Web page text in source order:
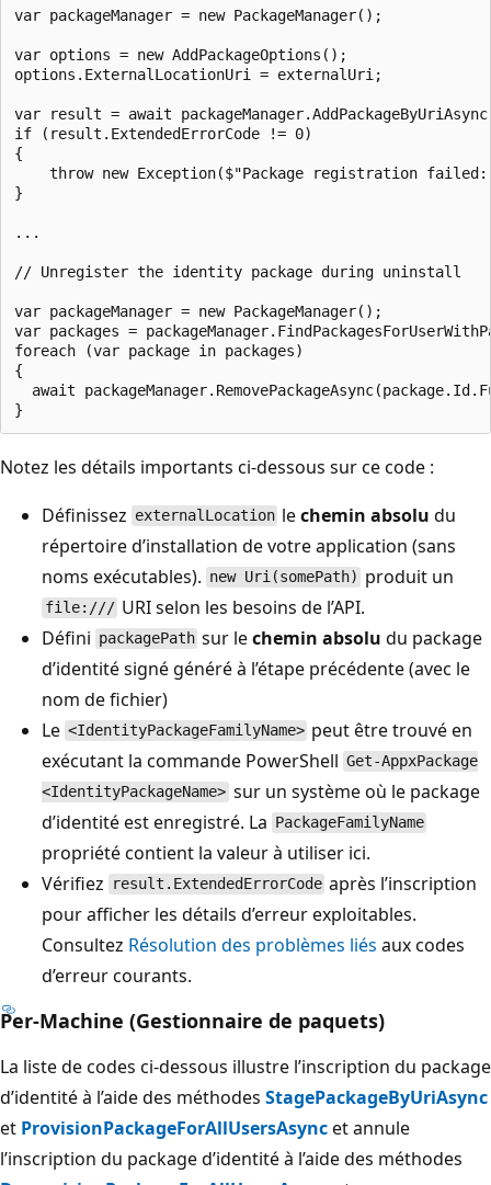
var packageManager = new PackageManager();
var options = new AddPackageOptions();
options.ExternalLocationUri = externalUri;
var result = await
if (result.ExtendedErrorCode != 0)
{
throw new Exception($"Package registration
}
...
// Unregister the identity package during uninstall
var packageManager = new PackageManager();
var packages =
foreach (var package in packages)
{
await
Notez les détails importants ci-dessous sur ce code :
Définissez externalLocation lechemin absolu du
répertoire d’installation de votre application (sans
noms exécutables). new Uri(somePath) produit un
file:/// URI selon les besoins de l’API.
Défini packagePath sur lechemin absolu du package
d’identité signé généré à l’étape précédente (avec le
nom de fichier)
Le <IdentityPackageFamilyName> peut être trouvé en
exécutant la commande PowerShell Get-AppxPackage
<IdentityPackageName> sur un système où le package
d’identité est enregistré. La PackageFamilyName
propriété contient la valeur à utiliser ici.
Vérifiez
result.ExtendedErrorCode après l’inscription
pour afficher les détails d’erreur exploitables.
Consultez Résolution des problèmes liés aux codes
d’erreur courants.
Per-Machine (Gestionnaire de paquets)
La liste de codes ci-dessous illustre l’inscription du package
d’identité à l’aide des méthodes StagePackageByUriAsync
et ProvisionPackageForAllUsersAsyncet annule
l’inscription du package d’identité à l’aide des méthodes